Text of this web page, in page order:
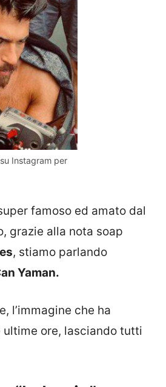
Instagram per
famoso ed amato dal
grazie alla nota soap
, stiamo parlando
Yaman.
l’immagine che ha
ore, lasciando tutti